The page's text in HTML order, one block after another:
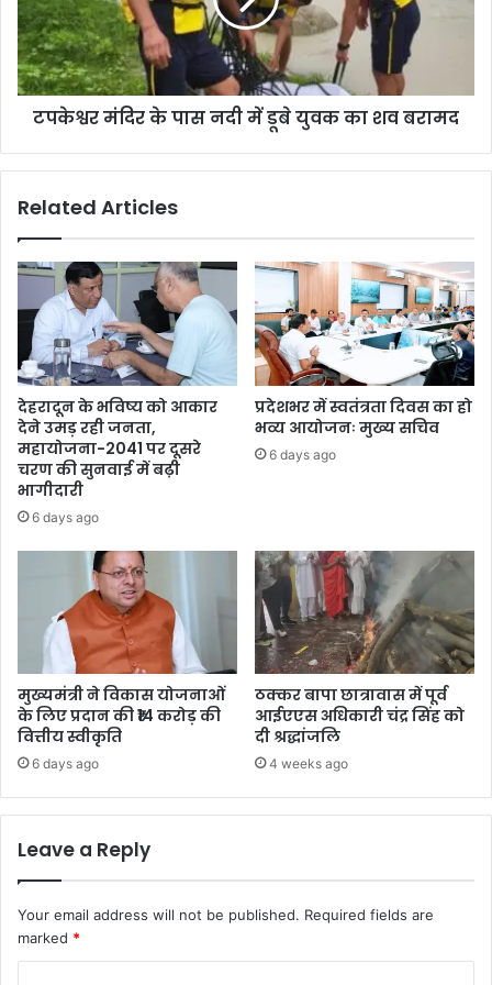
टपकेश्वर मंदिर के पास नदी में डूबे युवक का शव बरामद
Related Articles
देहरादून के भविष्य को आकार
देने उमड़ रही जनता,
महायोजना-2041 पर दूसरे
चरण की सुनवाई में बढ़ी
भागीदारी
6 days ago
प्रदेशभर में स्वतंत्रता दिवस का हो
भव्य आयोजनः मुख्य सचिव
6 days ago
मुख्यमंत्री ने विकास योजनाओं
के लिए प्रदान की ₹14 करोड़ की
वित्तीय स्वीकृति
6 days ago
ठक्कर बापा छात्रावास में पूर्व
आईएएस अधिकारी चंद्र सिंह को
दी श्रद्धांजलि
4 weeks ago
Leave a Reply
Your email address will not be published. Required fields are
marked *